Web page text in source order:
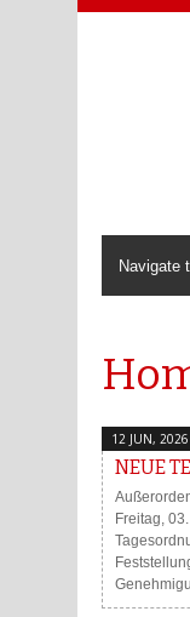
12 JUN, 2026
NEUE
Freitag,